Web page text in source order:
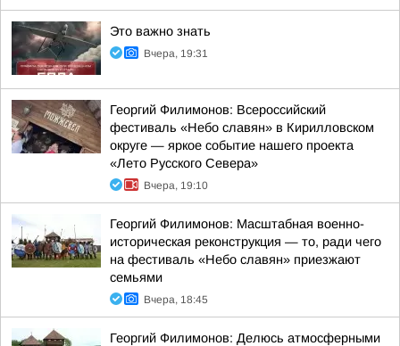
Это важно знать
Вчера, 19:31
Георгий Филимонов: Всероссийский
фестиваль «Небо славян» в Кирилловском
округе — яркое событие нашего проекта
«Лето Русского Севера»
Вчера, 19:10
Георгий Филимонов: Масштабная военно-
историческая реконструкция — то, ради чего
на фестиваль «Небо славян» приезжают
семьями
Вчера, 18:45
Георгий Филимонов: Делюсь атмосферными